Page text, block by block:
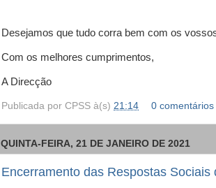
Desejamos que tudo corra bem com os
Com os melhores cumprimentos,
A Direcção
Publicada por CPSS à(s) 21:14 0 comentários
QUINTA-FEIRA, 21 DE JANEIRO DE 2021
Encerramento das Respostas Sociais